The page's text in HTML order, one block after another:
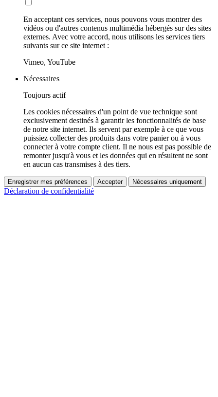
En acceptant ces services, nous pouvons vous montrer des
vidéos ou d'autres contenus multimédia hébergés sur des sites
externes. Avec votre accord, nous utilisons les services tiers
suivants sur ce site internet :
Vimeo, YouTube
Nécessaires
Toujours actif
Les cookies nécessaires d'un point de vue technique sont
exclusivement destinés à garantir les fonctionnalités de base
de notre site internet. Ils servent par exemple à ce que vous
puissiez collecter des produits dans votre panier ou à vous
connecter à votre compte client. Il ne nous est pas possible de
remonter jusqu'à vous et les données qui en résultent ne sont
en aucun cas transmises à des tiers.
Enregistrer mes préférences Accepter Nécessaires uniquement
Déclaration de confidentialité